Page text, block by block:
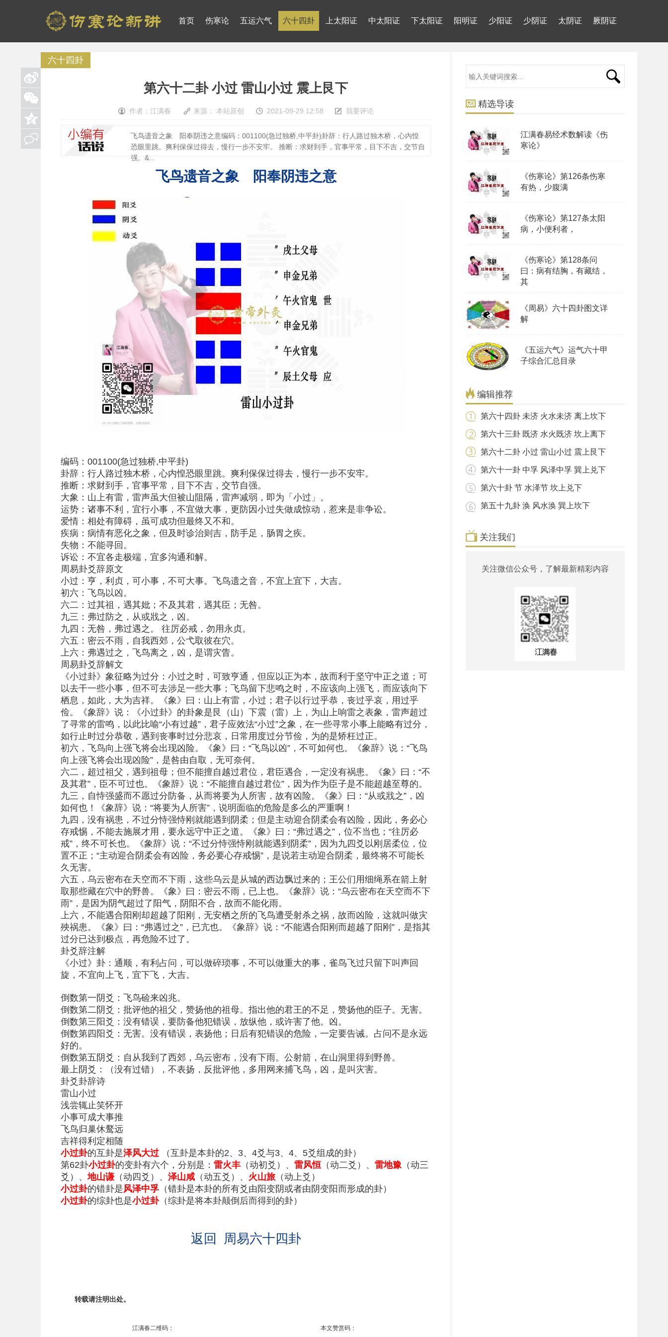
首页 伤寒论 五运六气 六十四卦 上太阳证 中太阳证 下太阳证 阳明证 少阳证 少阴证 太阴证 厥阴证
六十四卦
第六十二卦 小过 雷山小过 震上艮下
作者：江满春 来源： 本站原创 2021-09-29 12:58 我要评论
飞鸟遗音之象 阳奉阴违之意编码：001100(急过独桥,中平卦)卦辞：行人路过独木桥，心内惶
恐眼里跳。爽利保保过得去，慢行一步不安牢。 推断：求财到手，官事平常，目下不吉，交节自
强。&...
飞鸟遗音之象 阳奉阴违之意
编码：001100(急过独桥,中平卦)
卦辞：行人路过独木桥，心内惶恐眼里跳。爽利保保过得去，慢行一步不安牢。
推断：求财到手，官事平常，目下不吉，交节自强。
大象：山上有雷，雷声虽大但被山阻隔，雷声减弱，即为「小过」。
运势：诸事不利，宜行小事，不宜做大事，更防因小过失做成惊动，惹来是非争讼。
爱情：相处有障碍，虽可成功但最终又不和。
疾病：病情有恶化之象，但及时诊治则吉，防手足，肠胃之疾。
失物：不能寻回。
诉讼：不宜各走极端，宜多沟通和解。
周易卦爻辞原文
小过：亨，利贞，可小事，不可大事。飞鸟遗之音，不宜上宜下，大吉。
初六：飞鸟以凶。
六二：过其祖，遇其妣；不及其君，遇其臣；无咎。
九三：弗过防之，从或戕之，凶。
九四：无咎，弗过遇之。 往厉必戒，勿用永贞。
六五：密云不雨，自我西郊，公弋取彼在穴。
上六：弗遇过之，飞鸟离之，凶，是谓灾眚。
周易卦爻辞解文
《小过卦》象征略为过分：小过之时，可致亨通，但应以正为本，故而利于坚守中正之道；可
以去干一些小事，但不可去涉足一些大事；飞鸟留下悲鸣之时，不应该向上强飞，而应该向下
栖息，如此，大为吉祥。《象》曰：山上有雷，小过；君子以行过乎恭，丧过乎哀，用过乎
俭。《象辞》说：《小过卦》的卦象是艮（山）下震（雷）上，为山上响雷之表象，雷声超过
了寻常的雷鸣，以此比喻“小有过越”，君子应效法“小过”之象，在一些寻常小事上能略有过分，
如行止时过分恭敬，遇到丧事时过分悲哀，日常用度过分节俭，为的是矫枉过正。
初六，飞鸟向上强飞将会出现凶险。《象》曰：“飞鸟以凶”，不可如何也。《象辞》说：“飞鸟
向上强飞将会出现凶险”，是咎由自取，无可奈何。
六二，超过祖父，遇到祖母；但不能擅自越过君位，君臣遇合，一定没有祸患。《象》曰：“不
及其君”，臣不可过也。《象辞》说：“不能擅自越过君位”，因为作为臣子是不能超越至尊的。
九三，自恃强盛而不愿过分防备，从而将要为人所害，故有凶险。《象》曰：“从或戕之”，凶
如何也！《象辞》说：“将要为人所害”，说明面临的危险是多么的严重啊！
九四，没有祸患，不过分恃强恃刚就能遇到阴柔；但是主动迎合阴柔会有凶险，因此，务必心
存戒惕，不能去施展才用，要永远守中正之道。《象》曰：“弗过遇之”，位不当也；“往厉必
戒”，终不可长也。《象辞》说：“不过分恃强恃刚就能遇到阴柔”，因为九四爻以刚居柔位，位
置不正；“主动迎合阴柔会有凶险，务必要心存戒惕”，是说若主动迎合阴柔，最终将不可能长
久无害。
六五，乌云密布在天空而不下雨，这些乌云是从城的西边飘过来的；王公们用细绳系在箭上射
取那些藏在穴中的野兽。《象》曰：密云不雨，已上也。《象辞》说：“乌云密布在天空而不下
雨”，是因为阴气超过了阳气，阴阳不合，故而不能化雨。
上六，不能遇合阳刚却超越了阳刚，无安栖之所的飞鸟遭受射杀之祸，故而凶险，这就叫做灾
殃祸患。《象》曰：“弗遇过之”，已亢也。《象辞》说：“不能遇合阳刚而超越了阳刚”，是指其
过分已达到极点，再危险不过了。
卦爻辞注解
《小过》卦：通顺，有利占问，可以做碎琐事，不可以做重大的事，雀鸟飞过只留下叫声回
旋，不宜向上飞，宜下飞，大吉。
倒数第一阴爻：飞鸟硷来凶兆。
倒数第二阴爻：批评他的祖父，赞扬他的祖母。指出他的君王的不足，赞扬他的臣子。无害。
倒数第三阳爻：没有错误，要防备他犯错误，放纵他，或许害了他。凶。
倒数第四阳爻：无害。没有错误，表扬他；日后有犯错误的危险，一定要告诫。占问不是永远
好的。
倒数第五阴爻：自从我到了西郊，乌云密布，没有下雨。公射箭，在山洞里得到野兽。
最上阴爻：（没有过错），不表扬，反批评他，多用网来捕飞鸟，凶，是叫灾害。
卦爻卦辞诗
雷山小过
浅尝辄止笑怀开
小事可成大事推
飞鸟归巢休鹜远
吉祥得利定相随
小过卦的互卦是泽风大过（互卦是本卦的2、3、4爻与3、4、5爻组成的卦）
第62卦小过卦的变卦有六个，分别是： 雷火丰 （动初爻）、 雷风恒（动二爻）、 雷地豫（动三
爻）、地山谦 （动四爻）、 泽山咸 （动五爻）、 火山旅 （动上爻）
小过卦的错卦是风泽中孚 （错卦是本卦的所有爻由阳变阴或者由阴变阳而形成的卦）
小过卦的综卦也是小过卦（综卦是将本卦颠倒后而得到的卦）
返回 周易六十四卦
转载请注明出处。
江满春二维码： 本文赞赏码：
精选导读
江满春易经术数解读《伤
寒论》
《伤寒论》第126条伤寒
有热，少腹满
《伤寒论》第127条太阳
病，小便利者，
《伤寒论》第128条问
曰：病有结胸，有藏结，
其
《周易》六十四卦图文详
解
《五运六气》运气六十甲
子综合汇总目录
编辑推荐
第六十四卦 未济 火水未济 离上坎下
第六十三卦 既济 水火既济 坎上离下
第六十二卦 小过 雷山小过 震上艮下
第六十一卦 中孚 风泽中孚 巽上兑下
第六十卦 节 水泽节 坎上兑下
第五十九卦 涣 风水涣 巽上坎下
关注我们
关注微信公众号，了解最新精彩内容